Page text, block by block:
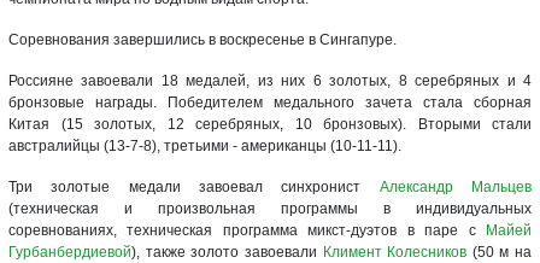
Соревнования завершились в воскресенье в Сингапуре.
Россияне завоевали 18 медалей, из них 6 золотых, 8 серебряных и 4
бронзовые награды. Победителем медального зачета стала сборная
Китая (15 золотых, 12 серебряных, 10 бронзовых). Вторыми стали
австралийцы (13-7-8), третьими - американцы (10-11-11).
Три золотые медали завоевал синхронист Александр Мальцев
(техническая и произвольная программы в индивидуальных
соревнованиях, техническая программа микст-дуэтов в паре с
Майей
Гурбанбердиевой), также золото завоевали Климент Колесников (50 м на